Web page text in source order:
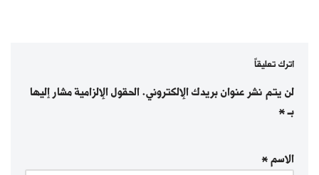
اترك تعليقاً
لن يتم نشر عنوان بريدك الإلكتروني.الحقول الإلزامية مشار إليها
بـ*
الاسم*